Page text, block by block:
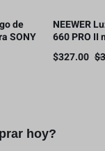
de
SONY
NEEWER
660 PRO II
de aplicación
$
$327.00
hoy?